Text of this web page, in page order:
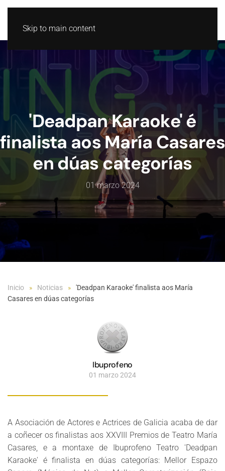
Skip to main content
'Deadpan Karaoke' é
finalista aos María Casares
en dúas categorías
01 marzo 2024
Inicio Noticias
'Deadpan Karaoke' finalista aos María
Casares en dúas categorías
Ibuprofeno
01 marzo 2024
A Asociación de Actores e Actrices de Galicia acaba de dar
a coñecer os finalistas aos XXVIII Premios de Teatro María
Casares, e a montaxe de Ibuprofeno Teatro 'Deadpan
Karaoke' é finalista en dúas categorías: Mellor Espazo